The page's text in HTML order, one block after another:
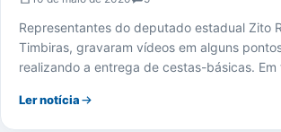
Representantes do deputado estadual Zito
Timbiras, gravaram vídeos em alguns
realizando a entrega de cestas-básicas.
Ler notícia